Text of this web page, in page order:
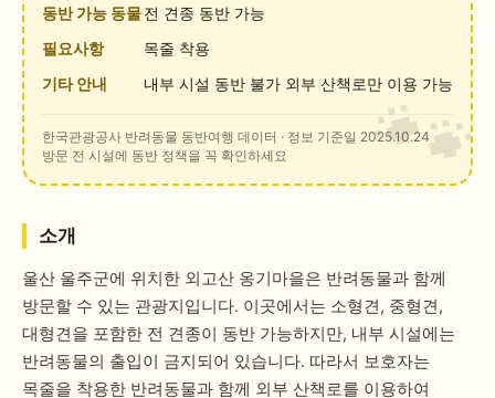
동반 가능 동물전 견종 동반 가능
필요사항
목줄 착용
기타 안내
내부 시설 동반 불가 외부 산책로만 이용 가능
한국관광공사 반려동물 동반여행 데이터 · 정보 기준일 2025.10.24
방문 전 시설에 동반 정책을 꼭 확인하세요
소개
울산 울주군에 위치한 외고산 옹기마을은 반려동물과 함께
방문할 수 있는 관광지입니다. 이곳에서는 소형견, 중형견,
대형견을 포함한 전 견종이 동반 가능하지만, 내부 시설에는
반려동물의 출입이 금지되어 있습니다. 따라서 보호자는
목줄을 착용한 반려동물과 함께 외부 산책로를 이용하여